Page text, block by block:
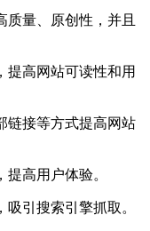
质量、原创性，并且
提高网站可读性和用
链接等方式提高网站
高用户体验。
引搜索引擎抓取。